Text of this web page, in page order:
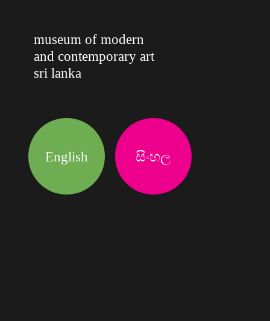
museum of modern
and contemporary art
sri lanka
English සිංහල